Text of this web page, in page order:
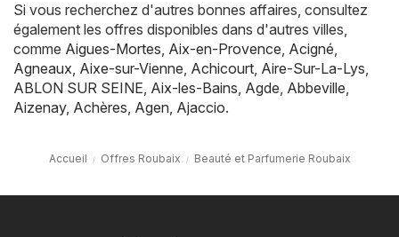
Si vous recherchez d'autres bonnes affaires, consultez
également les offres disponibles dans d'autres villes,
comme Aigues-Mortes, Aix-en-Provence, Acigné,
Agneaux, Aixe-sur-Vienne, Achicourt, Aire-Sur-La-Lys,
ABLON SUR SEINE, Aix-les-Bains, Agde, Abbeville,
Aizenay, Achères, Agen, Ajaccio.
Accueil Offres Roubaix Beauté et Parfumerie Roubaix